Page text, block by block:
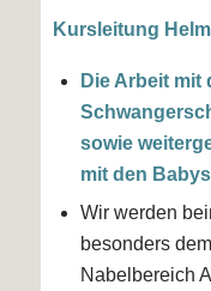
Kursleitung
Die Arbeit mit
sowie
mit den
Wir werden
besonders
Nabelbereich